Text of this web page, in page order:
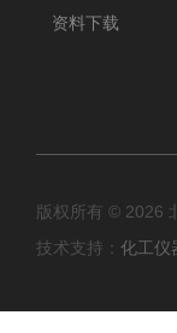
资料下载
版权所有 © 2026
技术支持： 化工仪